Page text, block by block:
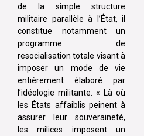
de la simple structure
militaire parallèle à l’État, il
constitue notamment un
programme de
resocialisation totale visant à
imposer un mode de vie
entièrement élaboré par
l’idéologie militante. « Là où
les États affaiblis peinent à
assurer leur souveraineté,
les milices imposent un